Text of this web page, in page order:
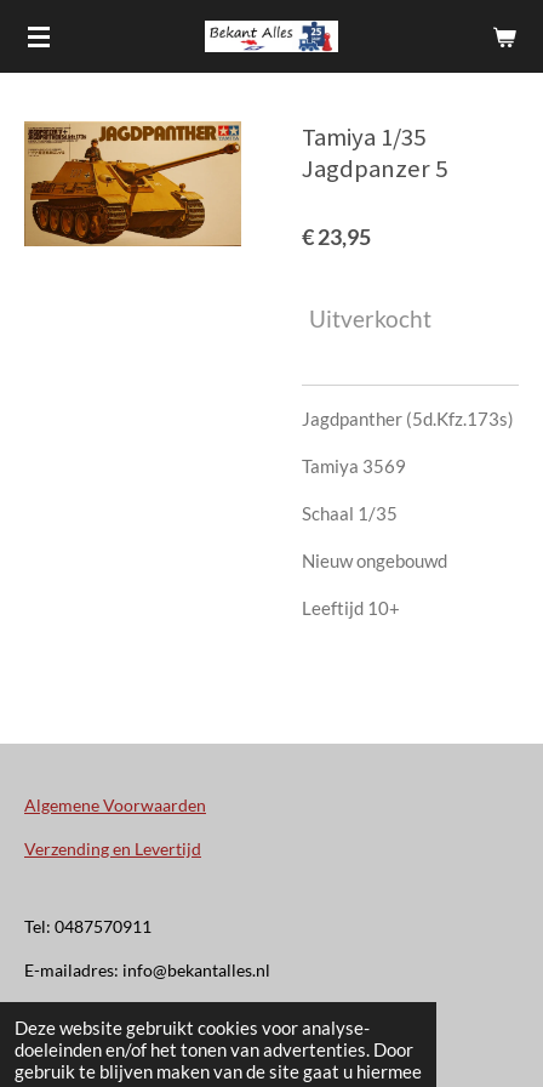
Deze website gebruikt cookies voor analyse-
doeleinden en/of het tonen van advertenties. Door
gebruik te blijven maken van de site gaat u hiermee
Ga
direct
hoofdinhoud
Tamiya 1/35
Jagdpanzer 5
€ 23,95
Uitverkocht
Jagdpanther (5d.Kfz.173s)
Tamiya 3569
Schaal 1/35
Nieuw ongebouwd
Leeftijd 10+
Algemene Voorwaarden
Verzending en Levertijd
Tel: 0487570911
E-mailadres: info@bekantalles.nl
Rooysestraat 4